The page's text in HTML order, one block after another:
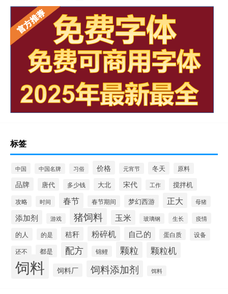
标签
中国 中国名牌 习俗 价格 元宵节 冬天 原料
品牌 唐代 多少钱 大北 宋代 工作 搅拌机
攻略 时间 春节 春节期间 梦幻西游 正大 母猪
添加剂 游戏 猪饲料 玉米 玻璃钢 生长 疫情
的人 的是 秸秆 粉碎机 自己的 蛋白质 设备
还不 都是 配方 锦鲤 颗粒 颗粒机
饲料 饲料厂 饲料添加剂 饵料